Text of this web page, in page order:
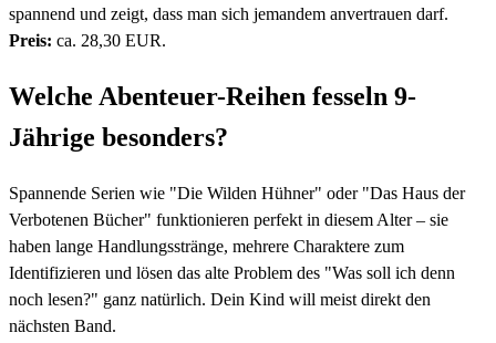
spannend und zeigt, dass man sich jemandem anvertrauen darf.
Preis: ca. 28,30 EUR.
Welche Abenteuer-Reihen fesseln 9-
Jährige besonders?
Spannende Serien wie "Die Wilden Hühner" oder "Das Haus der
Verbotenen Bücher" funktionieren perfekt in diesem Alter – sie
haben lange Handlungsstränge, mehrere Charaktere zum
Identifizieren und lösen das alte Problem des "Was soll ich denn
noch lesen?" ganz natürlich. Dein Kind will meist direkt den
nächsten Band.